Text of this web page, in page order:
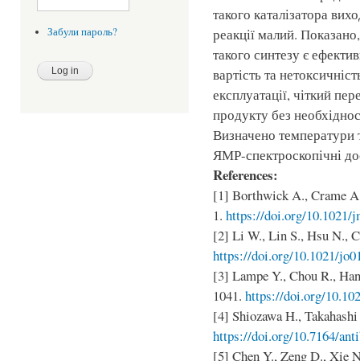
Забули пароль?
такого каталізатора
реакції малий.
такого синтезу є
вартість та
експлуатації, чіткий
продукту без
Визначено температури
ЯМР-спектроскопічні
References:
[1] Borthwick A., Crame
1. https://doi.org/10.1021/
[2] Li W., Lin S., Hsu N.,
https://doi.org/10.1021/
[3] Lampe Y., Chou R.,
1041. https://doi.org/
[4] Shiozawa H.,
https://doi.org/10.7164/
[5] Chen Y., Zeng D., Xie